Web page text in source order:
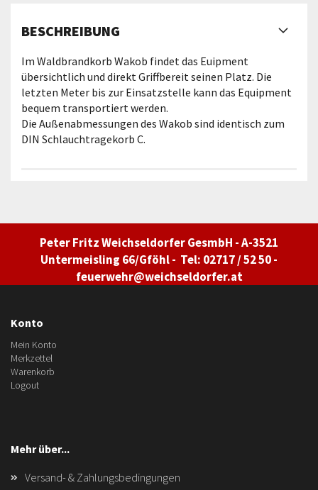
BESCHREIBUNG
Im Waldbrandkorb Wakob findet das Euipment
übersichtlich und direkt Griffbereit seinen Platz. Die
letzten Meter bis zur Einsatzstelle kann das Equipment
bequem transportiert werden.
Die Außenabmessungen des Wakob sind identisch zum
DIN Schlauchtragekorb C.
Peter Fritz Weichseldorfer GesmbH - A-3521
Untermeisling 66/Gföhl - Tel: 02717 / 52 50 -
feuerwehr@weichseldorfer.at
Konto
Mein Konto
Merkzettel
Warenkorb
Logout
Mehr über...
Versand- & Zahlungsbedingungen